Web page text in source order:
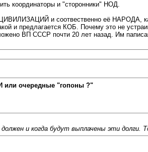
координаторы и "сторонники" НОД.
ЦИВИЛИЗАЦИЙ и соотвественно её
КОБ. Почему это не
ВП СССР почти 20 лет назад. Им
или очередные "гопоны ?"
и когда будут выплачены эти долги.